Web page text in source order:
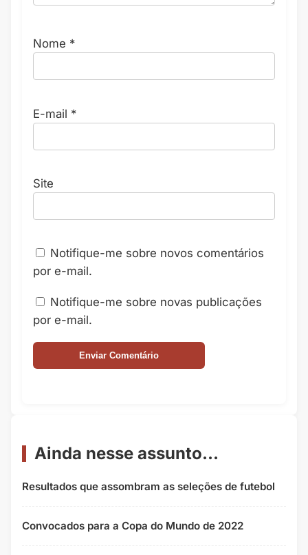
Nome *
E-mail *
Site
Notifique-me sobre novos comentários
por e-mail.
Notifique-me sobre novas publicações
por e-mail.
Ainda nesse assunto...
Resultados que assombram as seleções de futebol
Convocados para a Copa do Mundo de 2022